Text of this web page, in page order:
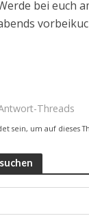
bei euch
Threads
sein, um auf dieses